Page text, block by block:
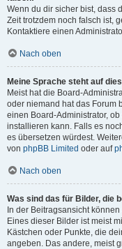
Wenn du dir sicher bist, dass
Zeit trotzdem noch falsch ist,
Kontaktiere einen
Nach oben
Meine Sprache steht auf
Meist hat die Board-
oder niemand hat das Forum
einen Board-Administrator,
installieren kann. Falls es
es übersetzen würdest.
von phpBB Limited oder auf
Nach oben
Was sind das für Bilder, die
In der Beitragsansicht
Eines dieser Bilder ist meist
Kästchen oder Punkte, die
angeben. Das andere, meist